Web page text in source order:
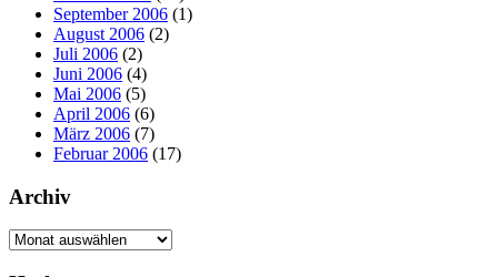
September 2006 (1)
August 2006 (2)
Juli 2006 (2)
Juni 2006 (4)
Mai 2006 (5)
April 2006 (6)
März 2006 (7)
Februar 2006 (17)
Archiv
Archiv